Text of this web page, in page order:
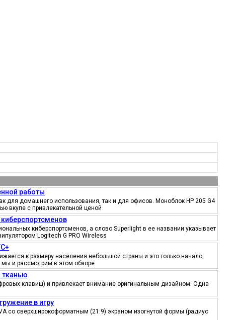
работы
для домашнего использования, так и для офисов. Моноблок HP 205 G4
вкупе с привлекательной ценой
киберспортсменов, а слово Superlight в ее названии указывает
Logitech G PRO Wireless
к размеру населения небольшой страны и это только начало,
мы и рассмотрим в этом обзоре
тканью
клавиш) и привлекает внимание оригинальным дизайном. Одна
в игру
со сверхширокоформатным (21:9) экраном изогнутой формы (радиус